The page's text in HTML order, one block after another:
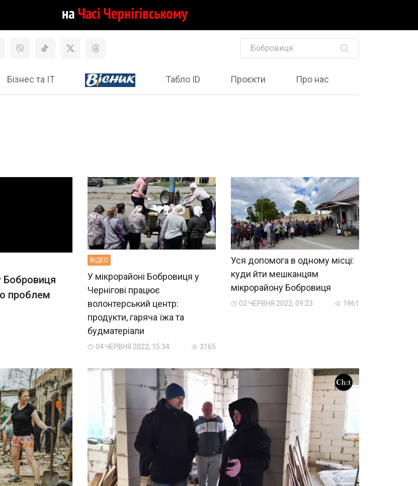
Бізнес та ІТ Табло ID Проєкти Про нас
Бобровиця
проблем
ВIДЕО
У мікрорайоні Бобровиця у
Чернігові працює
волонтерський центр:
продукти, гаряча їжа та
будматеріали
04 ЧЕРВНЯ 2022, 15:34 3165
Уся допомога в одному місці:
куди йти мешканцям
мікрорайону Бобровиця
02 ЧЕРВНЯ 2022, 09:23 1961